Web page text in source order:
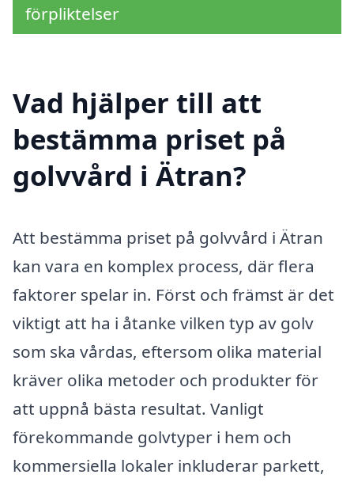
förpliktelser
Vad hjälper till att
bestämma priset på
golvvård i Ätran?
Att bestämma priset på golvvård i Ätran
kan vara en komplex process, där flera
faktorer spelar in. Först och främst är det
viktigt att ha i åtanke vilken typ av golv
som ska vårdas, eftersom olika material
kräver olika metoder och produkter för
att uppnå bästa resultat. Vanligt
förekommande golvtyper i hem och
kommersiella lokaler inkluderar parkett,